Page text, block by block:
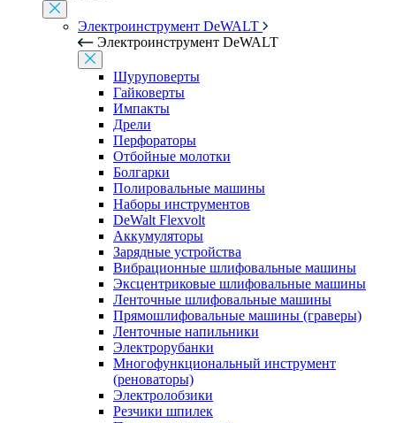
Электроинструмент DeWALT
Электроинструмент DeWALT
Шуруповерты
Гайковерты
Импакты
Дрели
Перфораторы
Отбойные молотки
Болгарки
Полировальные машины
Наборы инструментов
DeWalt Flexvolt
Аккумуляторы
Зарядные устройства
Вибрационные шлифовальные машины
Эксцентриковые шлифовальные машины
Ленточные шлифовальные машины
Прямошлифовальные машины (граверы)
Ленточные напильники
Электрорубанки
Многофункциональный инструмент
(реноваторы)
Электролобзики
Резчики шпилек